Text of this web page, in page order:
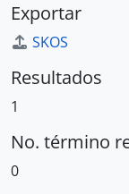
Exportar
SKOS
Resultados
1
No. término
0